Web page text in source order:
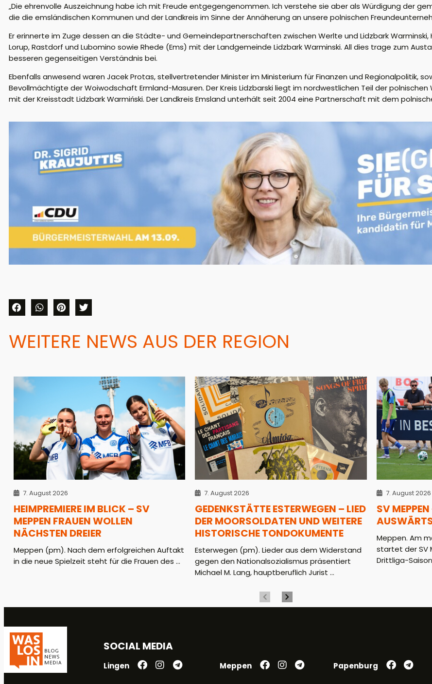
„Die ehrenvolle Auszeichnung habe ich mit Freude entgegengenommen. Ich verstehe sie aber als Würdigung der
die die emsländischen Kommunen und der Landkreis im Sinne derAnnäherung an unsere polnischen Freunde
Er erinnerte im Zuge dessen an die Städte- und Gemeindepartnerschaften zwischen Werlte und Lidzbark Warminski,
Lorup,Rastdorf und Lubomino sowie Rhede (Ems) mit derLandgemeinde Lidzbark Warminski. All dies trage zum
besseren gegenseitigen Verständnis bei.
Ebenfalls anwesend waren Jacek Protas, stellvertretender Minister im Ministerium für Finanzen und Regionalpolitik,
Bevollmächtigte der Woiwodschaft Ermland-Masuren. Der Kreis Lidzbarski liegt im nordwestlichen Teil der
mit der Kreisstadt LidzbarkWarmiński. Der Landkreis Emsland unterhält seit 2004 eine Partnerschaft mit dem
WEITERE NEWS AUS DER REGION
7. August 2026
HEIMPREMIERE IM BLICK – SV
MEPPEN FRAUEN WOLLEN
NÄCHSTEN DREIER
Meppen (pm). Nach dem erfolgreichen Auftakt
in die neue Spielzeit steht für die Frauen des ...
7. August 2026
GEDENKSTÄTTE ESTERWEGEN – LIED
DER MOORSOLDATEN UND WEITERE
HISTORISCHE TONDOKUMENTE
Esterwegen (pm). Lieder aus dem Widerstand
gegen den Nationalsozialismus präsentiert
Michael M. Lang, hauptberuflich Jurist ...
7. August 2026
SV
Meppen. Am
startet der SV
Drittliga-Saison
SOCIAL MEDIA
Lingen Meppen Papenburg